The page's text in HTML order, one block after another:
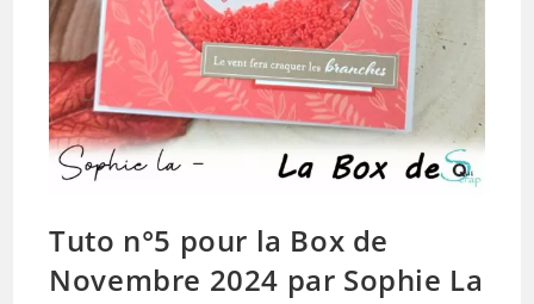
Tuto n°5 pour la Box de
Novembre 2024 par Sophie La